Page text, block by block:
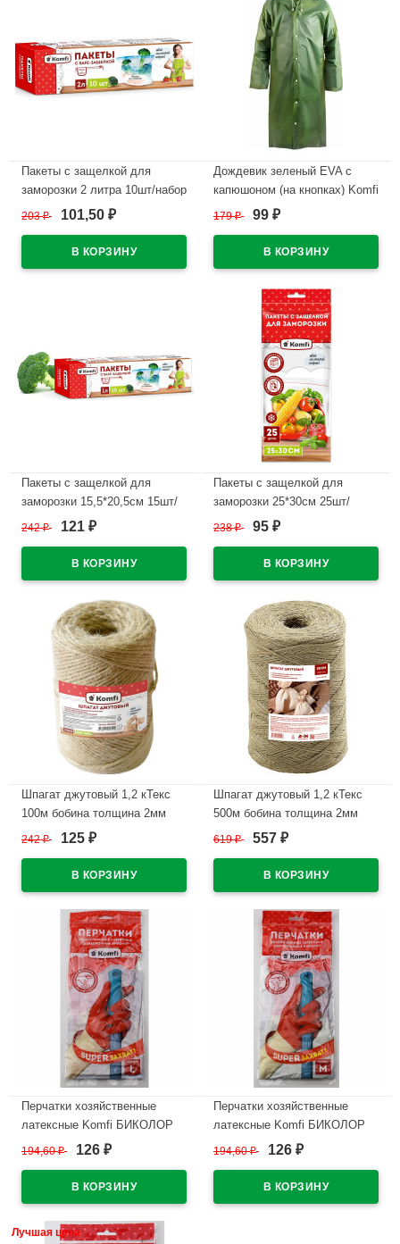
Пакеты с защелкой для
заморозки 2 литра 10шт/набор
Komfi (Ст.25)
203₽ 101,50 ₽
Дождевик зеленый EVA с
капюшоном (на кнопках) Komfi
110мкм арт.EVA005G
179₽ 99 ₽
Пакеты с защелкой для
заморозки 15,5*20,5см 15шт/
набор Komfi (Ст.25)
242₽ 121 ₽
Пакеты с защелкой для
заморозки 25*30см 25шт/
набор Komfi (Ст.80)
238₽ 95 ₽
Шпагат джутовый 1,2 кТекс
100м бобина толщина 2мм
242₽ 125 ₽
Шпагат джутовый 1,2 кТекс
500м бобина толщина 2мм
арт.HRD500Т
619₽ 557 ₽
Перчатки хозяйственные
латексные Komfi БИКОЛОР
СВЕРХПРОЧНЫЕ бело-
194,60₽ 126 ₽
Перчатки хозяйственные
латексные Komfi БИКОЛОР
СВЕРХПРОЧНЫЕ бело-
194,60₽ 126 ₽
Лучшая цена